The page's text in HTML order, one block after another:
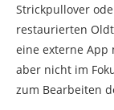
Strickpullover
restaurierten
eine externe App
aber nicht im
zum Bearbeiten